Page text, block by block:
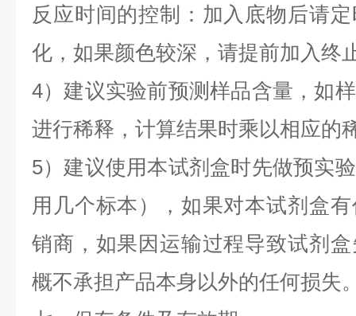
反应时间的控制：加入底物后请
化，如果颜色较深，请提前加入终
4）建议实验前预测样品含量，如
进行稀释，计算结果时乘以相应的
5）建议使用本试剂盒时先做预实
用几个标本），如果对本试剂盒
销商，如果因运输过程导致试剂
概不承担产品本身以外的任何损失